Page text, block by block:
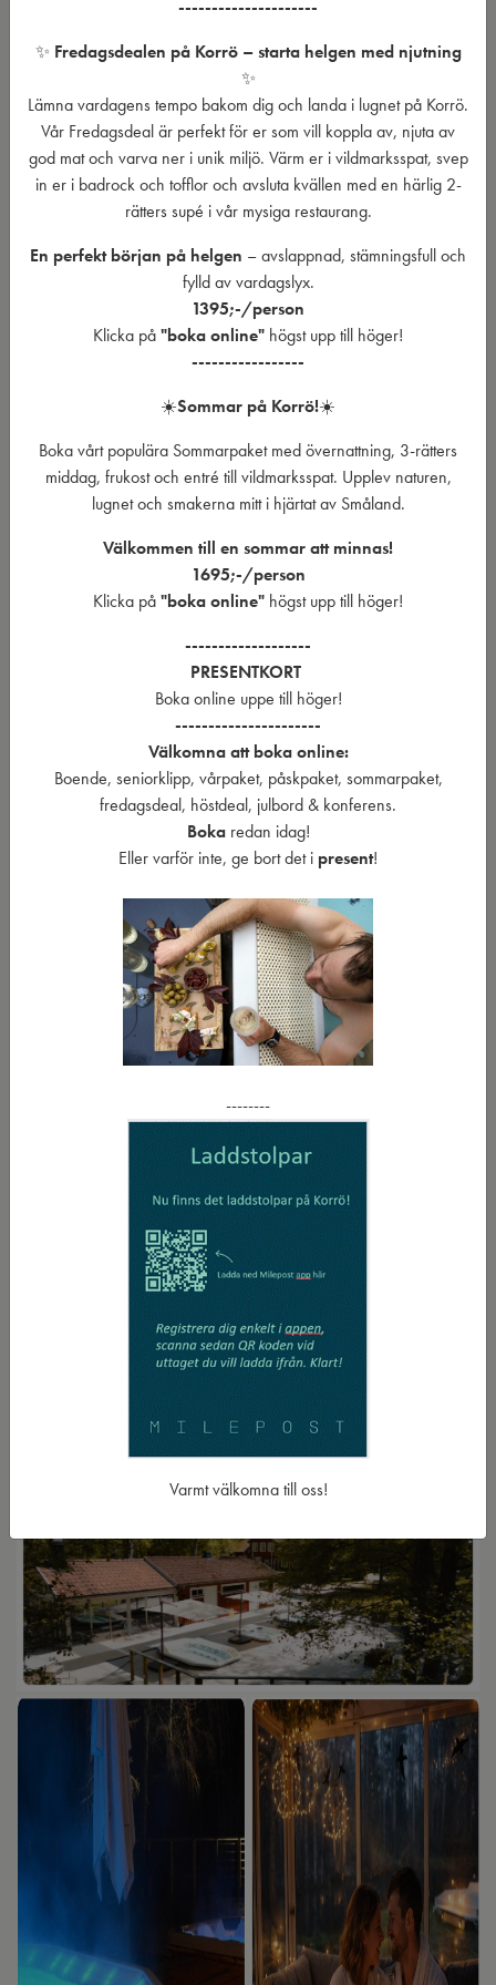
Vildmarksspat bokas i samband med andra delar av ditt besök på
eller konferens. För många gäster blir spat en fin avslutning på en
vandring, en lugn start på helgen eller ett uppskattat inslag under
en konferens eller kickoff. Vill du göra vistelsen lite längre kan du
boka ett paket med övernattning, mat och spa när sådana
erbjudanden finns tillgängliga. Då får du tid att både varva ner, äta
gott och uppleva Korrö i lugn takt.
Priser för vildmarksspa
För boende gäster
299 kr/person inklusive badrock och tofflor.
899 kr/person inklusive badrock, tofflor och 3-rätters meny i
restaurangen.
799 kr/person inklusive badrock, tofflor och 2-rätters meny i
restaurangen.
Vardagslyx för lunchgäster
499 kr/person inklusive badrock, tofflor och veckans lunch i
restaurangen. Gäller endast vardagar.
För konferensgäster
250 kr/person exklusive moms, inklusive badrock och tofflor.
Observera att vildmarksspat inte kan bokas som fristående aktivitet.
Ett spa där barn är
välkomna
information om priser och tillgängliga tider för barns besök.
För att alla gäster ska få en trygg och trivsam upplevelse ser vi
gärna att barn som ännu inte slutat med blöja använder särskilda
badblöjor under vistelsen.
Boka boende
---------------------
✨ Fredagsdealen på Korrö – starta helgen med njutning
✨
Lämna vardagens tempo bakom dig och landa i lugnet på Korrö.
Vår Fredagsdeal är perfekt för er som vill koppla av, njuta av
god mat och varva ner i unik miljö. Värm er i vildmarksspat, svep
in er i badrock och tofflor och avsluta kvällen med en härlig 2-
rätters supé i vår mysiga restaurang.
En perfekt början på helgen – avslappnad, stämningsfull och
fylld av vardagslyx.
1395;-/person
Klicka på"boka online" högst upp till höger!
-----------------
☀️Sommar på Korrö!☀️
Boka vårt populära Sommarpaket med övernattning, 3-rätters
middag, frukost och entré till vildmarksspat. Upplev naturen,
lugnet och smakerna mitt i hjärtat av Småland.
Välkommen till en sommar att minnas!
1695;-/person
Klicka på"boka online" högst upp till höger!
-------------------
PRESENTKORT
Boka online uppe till höger!
----------------------
Välkomna att boka online:
Boende, seniorklipp, vårpaket, påskpaket, sommarpaket,
fredagsdeal, höstdeal, julbord & konferens.
Bokaredan idag!
Eller varför inte, ge bort det i present!
--------
Varmt välkomna till oss!